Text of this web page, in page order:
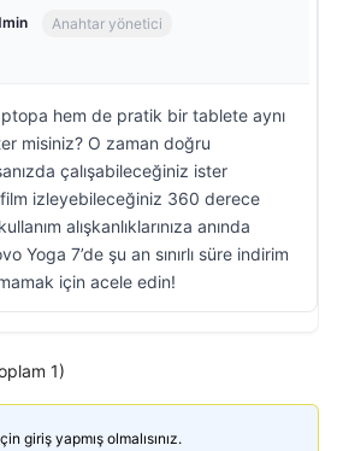
Anahtar yönetici
hem de pratik bir tablete aynı
misiniz? O zaman doğru
çalışabileceğiniz ister
izleyebileceğiniz 360 derece
alışkanlıklarınıza anında
Yoga 7’de şu an sınırlı süre indirim
için acele edin!
1)
giriş yapmış olmalısınız.